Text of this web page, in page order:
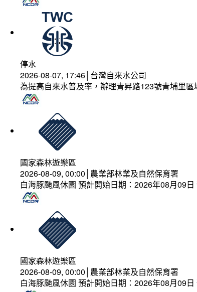
停水
2026-08-07, 17:46│台灣自來水公司
為提高自來水普及率，辦理青昇路123號青埔里區
國家森林遊樂區
2026-08-09, 00:00│農業部林業及自然保育署
白海豚颱風休園 預計開始日期：2026年08月09
國家森林遊樂區
2026-08-09, 00:00│農業部林業及自然保育署
白海豚颱風休園 預計開始日期：2026年08月09